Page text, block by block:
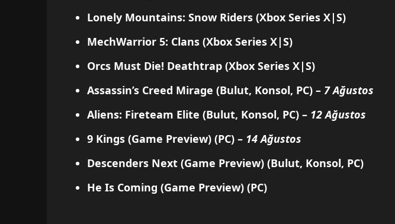
Lonely Mountains: Snow Riders (Xbox Series X|S)
MechWarrior 5: Clans (Xbox Series X|S)
Orcs Must Die! Deathtrap (Xbox Series X|S)
Assassin’s Creed Mirage (Bulut, Konsol, PC) – 7 Ağustos
Aliens: Fireteam Elite (Bulut, Konsol, PC) – 12 Ağustos
9 Kings (Game Preview) (PC) – 14 Ağustos
Descenders Next (Game Preview) (Bulut, Konsol, PC)
He Is Coming (Game Preview) (PC)